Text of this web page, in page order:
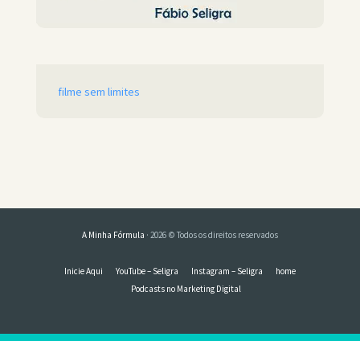
filme sem limites
A Minha Fórmula · 2026 © Todos os direitos reservados
Inicie Aqui YouTube – Seligra Instagram – Seligra
home
Podcasts no Marketing Digital